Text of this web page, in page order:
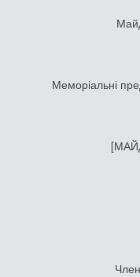
Меморіальні